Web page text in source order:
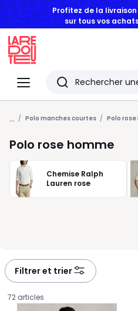
BONS PLANS |
Menu
Redoute
Rechercher
Les
derniers
articles
consultés
... Polo manches courtes Polo
Polo rose homme
Chemise Ralph
Lauren rose
Filtrer et trier
72 articles